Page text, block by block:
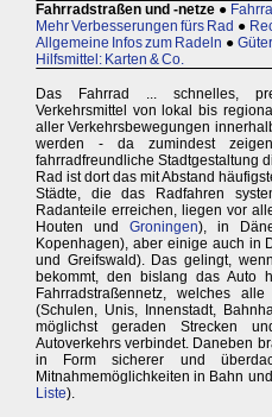
Fahrradstraßen und -netze ●
Mehr Verbesserungen fürs Rad ●
Allgemeine Infos zum Radeln ●
Hilfsmittel: Karten & Co.
Das Fahrrad ... schnelles,
Verkehrsmittel von lokal bis
aller Verkehrsbewegungen
werden - da zumindest
fahrradfreundliche Stadtgestaltung
Rad ist dort das mit Abstand
Städte, die das Radfahren
Radanteile erreichen, liegen vor
Houten undGroningen), in
Kopenhagen), aber einige auch in
und Greifswald). Das gelingt,
bekommt, den bislang das Auto
Fahrradstraßennetz, welches
(Schulen, Unis, Innenstadt,
möglichst geraden Strecken
Autoverkehrs verbindet. Daneben
in Form sicherer und
Mitnahmemöglichkeiten in Bahn
Liste).